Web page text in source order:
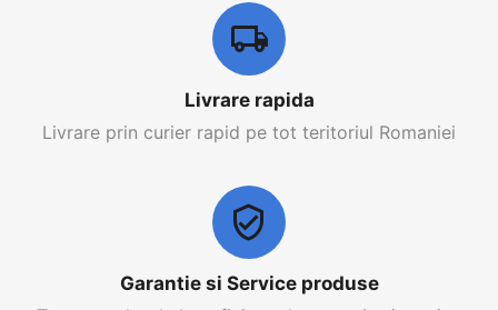
Livrare rapida
Livrare prin curier rapid pe tot teritoriul Romaniei
Garantie si Service produse